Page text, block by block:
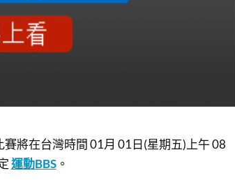
將在台灣時間 01月 01日(星期五)上午 08
運動BBS。